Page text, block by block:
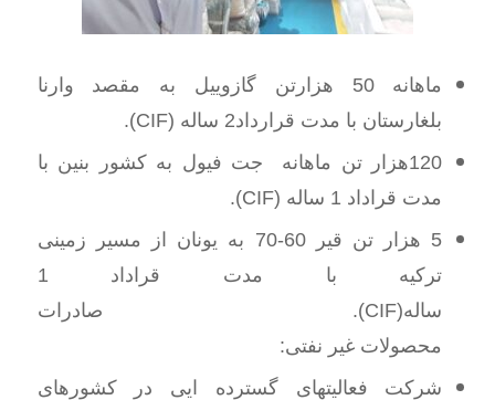
ماهانه 50 هزارتن گازوییل به مقصد وارنا
بلغارستان با مدت قرارداد2 ساله (CIF).
120هزار تن ماهانه جت فیول به کشور بنین با
مدت قراداد 1 ساله (CIF).
5 هزار تن قیر 60-70 به یونان از مسیر زمینی
ترکیه با مدت قراداد 1
ساله(CIF). صادرات
محصولات غیر نفتی:
شرکت فعالیتهای گسترده ایی در کشورهای